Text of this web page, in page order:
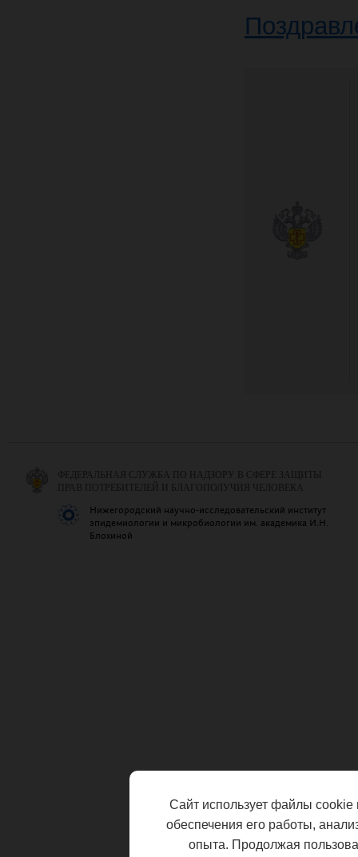
ФЕДЕРАЛЬНАЯ СЛУЖБА ПО НАДЗОРУ В СФЕРЕ ЗАЩИТЫ
ПРАВ ПОТРЕБИТЕЛЕЙ И БЛАГОПОЛУЧИЯ ЧЕЛОВЕКА
Нижегородский научно-исследовательский институт
эпидемиологии и микробиологии им. академика И.Н.
Блохиной
Сайт использует файлы cookie
обеспечения его работы,
опыта. Продолжая